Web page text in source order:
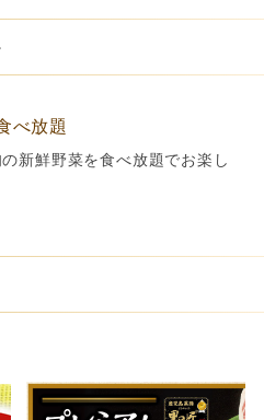
べ放題
新鮮野菜を食べ放題でお楽し